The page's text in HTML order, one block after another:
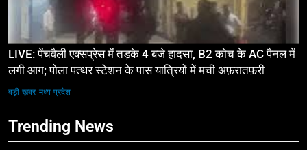
LIVE: पेंचवैली एक्सप्रेस में तड़के 4 बजे हादसा, B2 कोच के AC पैनल में
लगी आग; पोला पत्थर स्टेशन के पास यात्रियों में मची अफ़रातफ़री
बड़ी ख़बर मध्य प्रदेश
Trending News